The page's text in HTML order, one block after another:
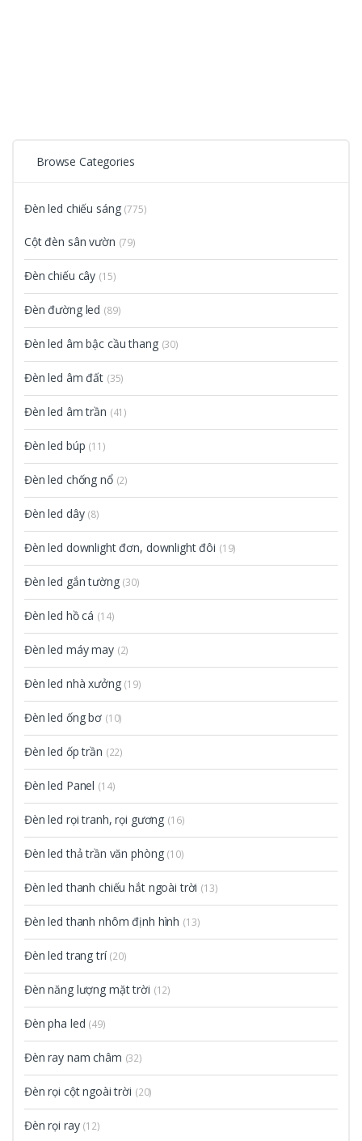
Browse Categories
Đèn led chiếu sáng (775)
Cột đèn sân vườn (79)
Đèn chiếu cây (15)
Đèn đường led (89)
Đèn led âm bậc cầu thang (30)
Đèn led âm đất (35)
Đèn led âm trần (41)
Đèn led búp (11)
Đèn led chống nổ (2)
Đèn led dây (8)
Đèn led downlight đơn, downlight đôi (19)
Đèn led gắn tường (30)
Đèn led hồ cá (14)
Đèn led máy may (2)
Đèn led nhà xưởng (19)
Đèn led ống bơ (10)
Đèn led ốp trần (22)
Đèn led Panel (14)
Đèn led rọi tranh, rọi gương (16)
Đèn led thả trần văn phòng (10)
Đèn led thanh chiếu hắt ngoài trời (13)
Đèn led thanh nhôm định hình (13)
Đèn led trang trí(20)
Đèn năng lượng mặt trời (12)
Đèn pha led (49)
Đèn ray nam châm (32)
Đèn rọi cột ngoài trời (20)
Đèn rọi ray (12)